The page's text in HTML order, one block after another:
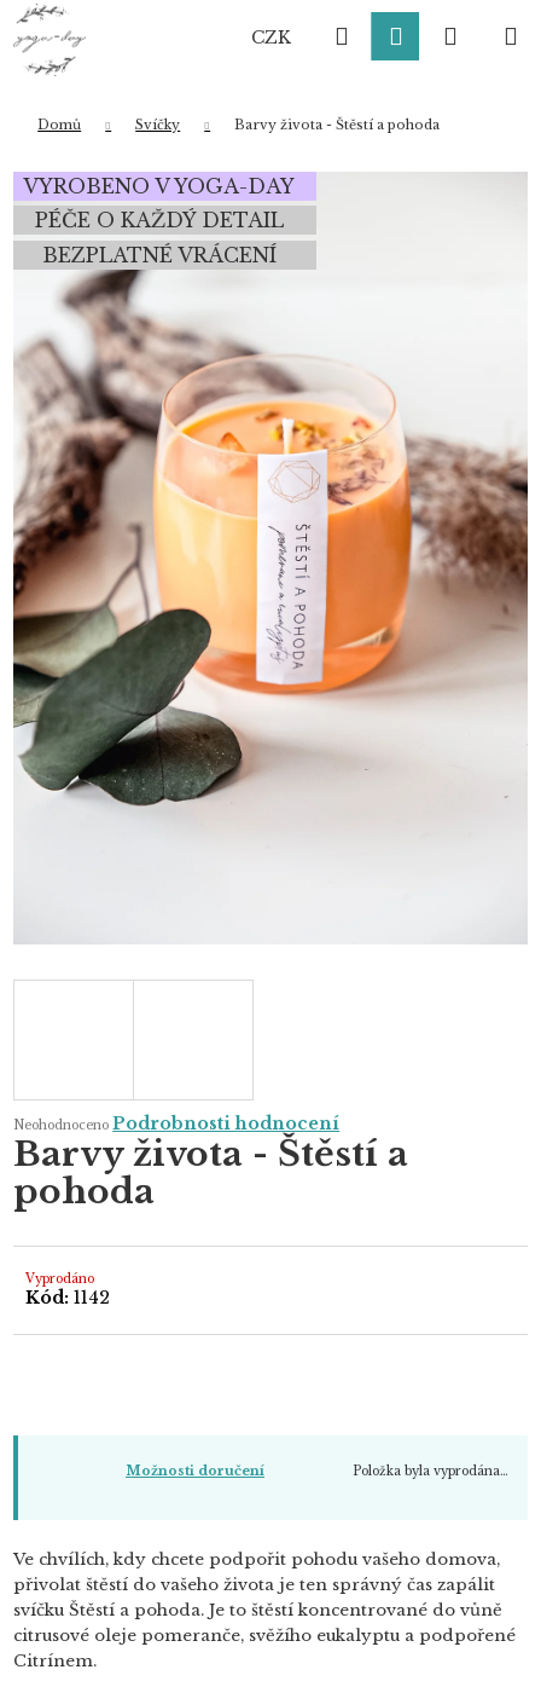
Přejít
obsah
CZK HledatPřihlášení
Domů Svíčky Barvy života - Štěstí a pohoda
Průměrné
produktu
je
0,0
5
Neohodnoceno Podrobnosti hodnocení
Barvy života - Štěstí a
pohoda
Vyprodáno
Kód: 1142
Možnosti doručení Položka byla vyprodána…
Ve chvílích, kdy chcete podpořit pohodu vašeho domova,
přivolat štěstí do vašeho života je ten správný čas zapálit
svíčku Štěstí a pohoda. Je to štěstí koncentrované do vůně
citrusové oleje pomeranče, svěžího eukalyptu a podpořené
Citrínem.
VYROBENO V YOGA-DAY
PÉČE O KAŽDÝ DETAIL
BEZPLATNÉ VRÁCENÍ
K
o
Zpět
Zpět
Doporučujeme